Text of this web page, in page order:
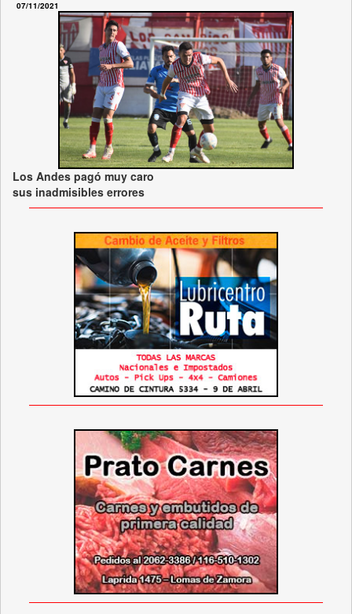
07/11/2021
Los Andes pagó muy caro
sus inadmisibles errores